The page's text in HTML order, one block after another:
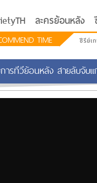
ละครย้อนหลัง
TIME ซีรีย์เ
ารทีวีย้อนหลัง สายลับจับ